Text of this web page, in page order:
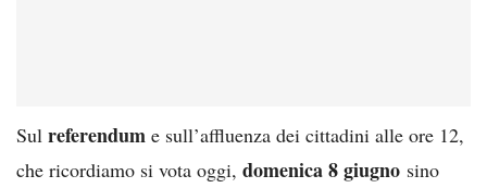
Sul referendum e sull’affluenza dei cittadini alle ore 12,
che ricordiamo si vota oggi, domenica 8 giugno sino